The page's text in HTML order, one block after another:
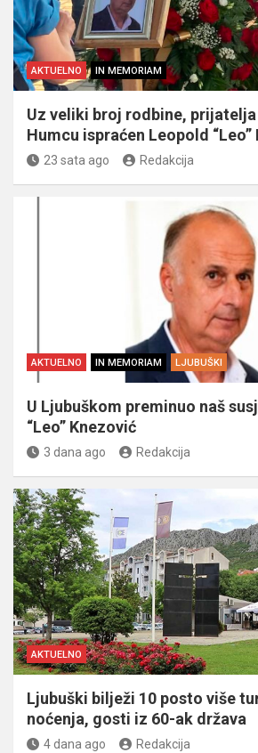
AKTUELNO IN MEMORIAM
Uz veliki broj rodbine,
Humcu ispraćen Leopold “Leo”
23 sata ago Redakcija
AKTUELNO IN MEMORIAM LJUBUŠKI
U Ljubuškom preminuo naš
“Leo” Knezović
3 dana ago Redakcija
AKTUELNO
Ljubuški bilježi 10 posto više
noćenja, gosti iz 60-ak država
4 dana ago Redakcija